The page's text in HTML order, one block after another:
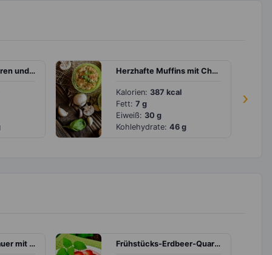
›
Crêpe mit Blaubeeren und getrockneten Aprikosen Herzhafte Muffins mit Champignons
Kalorien: 387 kcal
Fett: 7 g
Eiweiß: 30 g
Kohlehydrate: 46 g
Rindfleisch süß-sauer mit Paprika, Tomate und Zwiebel Frühstücks-Erdbeer-Quark-Törtchen mit Kokos